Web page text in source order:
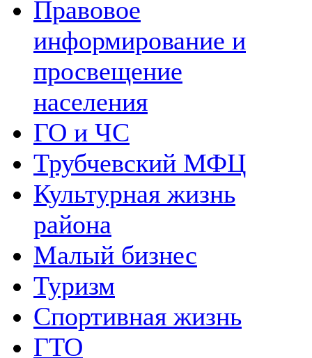
Правовое
информирование и
просвещение
населения
ГО и ЧС
Трубчевский МФЦ
Культурная жизнь
района
Малый бизнес
Туризм
Спортивная жизнь
ГТО